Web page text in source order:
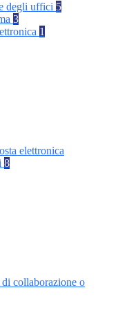
degli uffici 5
3
1
elettronica
8
collaborazione o